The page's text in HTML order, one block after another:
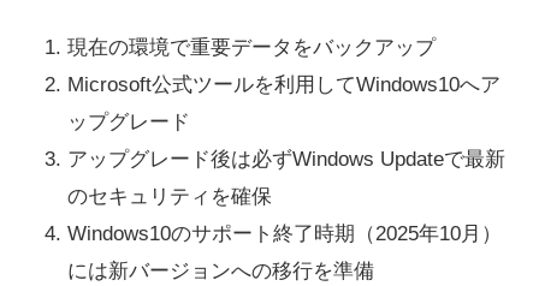
現在の環境で重要データをバックアップ
Microsoft公式ツールを利用してWindows10へア
ップグレード
アップグレード後は必ずWindows Updateで最新
のセキュリティを確保
Windows10のサポート終了時期（2025年10月）
には新バージョンへの移行を準備